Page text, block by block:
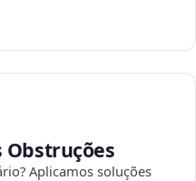
Obstruções
Aplicamos soluções